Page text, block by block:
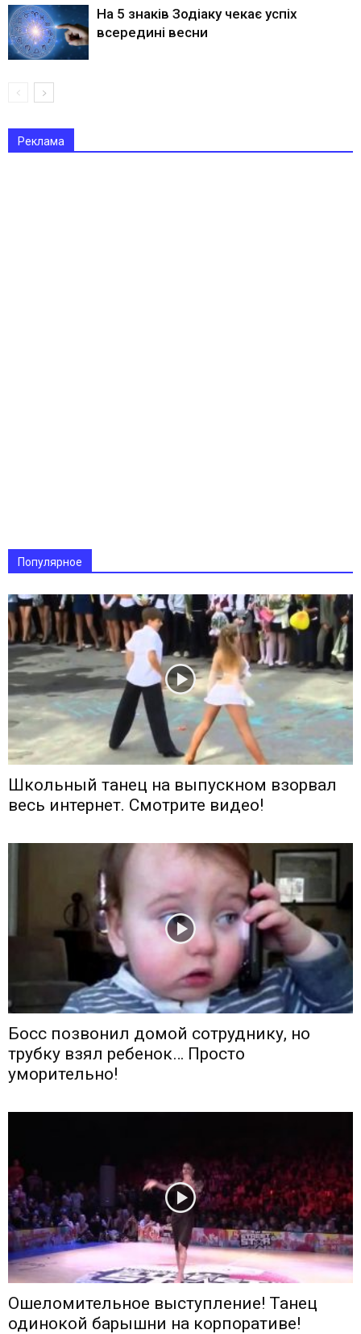
На 5 знаків Зодіаку чекає успіх
всередині весни
Реклама
Популярное
Школьный танец на выпускном взорвал
весь интернет. Смотрите видео!
Босс позвонил домой сотруднику, но
трубку взял ребенок… Просто
уморительно!
Ошеломительное выступление! Танец
одинокой барышни на корпоративе!